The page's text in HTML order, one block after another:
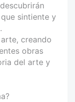
sintiente y
creando
obras
del arte y